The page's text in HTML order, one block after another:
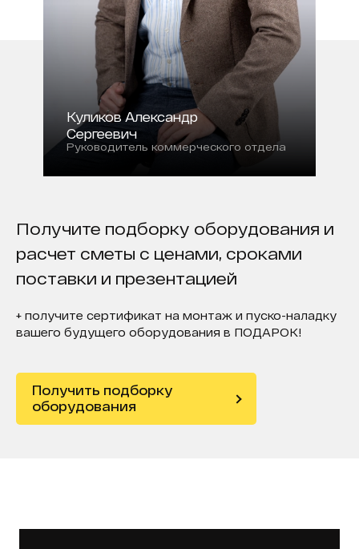
Куликов Александр
Сергеевич
Руководитель коммерческого отдела
Получите подборку оборудования и
расчет сметы с ценами, сроками
поставки и презентацией
+ получите сертификат на монтаж и пуско-наладку
вашего будущего оборудования в ПОДАРОК!
Получить подборку
оборудования